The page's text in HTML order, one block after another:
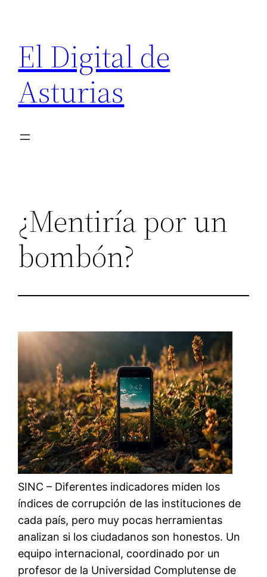
contenido
El Digital de
Asturias
¿Mentiría por un
bombón?
SINC – Diferentes indicadores miden los
índices de corrupción de las instituciones de
cada país, pero muy pocas herramientas
analizan si los ciudadanos son honestos. Un
equipo internacional, coordinado por un
profesor de la Universidad Complutense de